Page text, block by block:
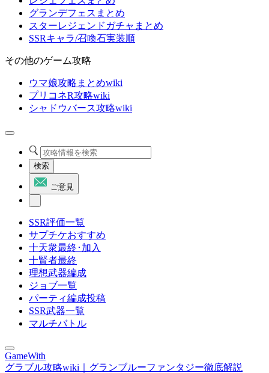
グランデフェスまとめ
スターレジェンドガチャまとめ
SSRキャラ/召喚石実装順
その他のゲーム攻略
ウマ娘攻略まとめwiki
プリコネR攻略wiki
シャドウバース攻略wiki
検索
ご意見
SSR評価一覧
サプチケおすすめ
十天衆最終･加入
十賢者最終
理想武器編成
ジョブ一覧
パーティ編成投稿
SSR武器一覧
マルチバトル
GameWith
グラブル攻略wiki｜グランブルーファンタジー徹底解説